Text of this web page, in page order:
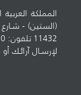
المملكة
11432 تلفون: 96614778990 فاكس : 96614766464
لإرسـال آرائـك